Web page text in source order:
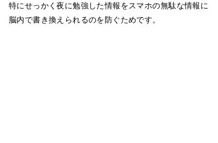
特にせっかく夜に勉強した情報をスマホの無駄な情報に
脳内で書き換えられるのを防ぐためです。